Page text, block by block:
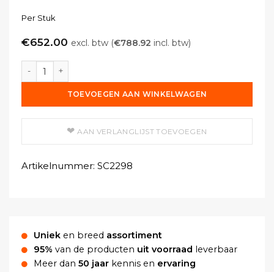
Per Stuk
€652.00 excl. btw (€788.92 incl. btw)
Insectron ® 200 M Plafondmontage aantal
TOEVOEGEN AAN WINKELWAGEN
AAN VERLANGLIJST TOEVOEGEN
Artikelnummer: SC2298
Uniek en breed assortiment
95% van de producten uit voorraad
leverbaar
Meer dan 50 jaar kennis en ervaring